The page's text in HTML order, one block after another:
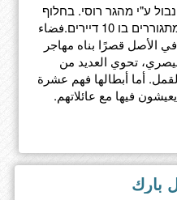
ע"י מהגר רוסי. בחלוף
השנים איבד הבניין מתפארתו ומתגוררים בו 10 דיירים.فضاء
الأصل قصرًا بناه مهاجر
تحوي العديد من
أما أبطالها فهم عشرة
فيها مع عائلاتهم.
بارك